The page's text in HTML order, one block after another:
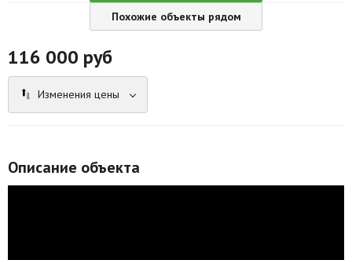
Способы оплаты
Реклама на сайте
Похожие объекты рядом
116 000 руб
Изменения цены
Описание объекта